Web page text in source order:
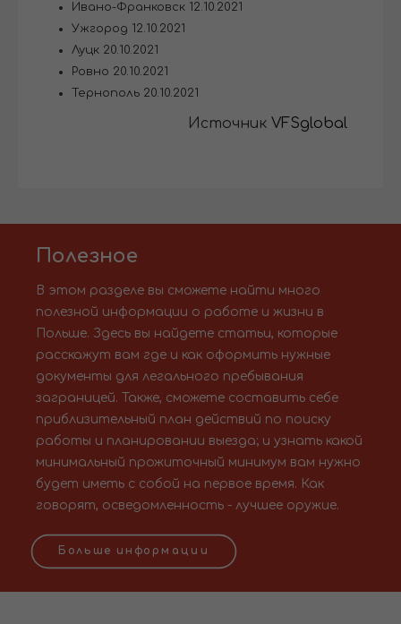
Ивано-Франковск 12.10.2021
Ужгород 12.10.2021
Луцк 20.10.2021
Ровно 20.10.2021
Тернополь 20.10.2021
Источник VFSglobal
Полезное
В этом разделе вы сможете найти много
полезной информации о работе и жизни в
Польше. Здесь вы найдете статьи, которые
расскажут вам где и как оформить нужные
документы для легального пребывания
заграницей. Также, сможете составить себе
приблизительный план действий по поиску
работы и планировании выезда; и узнать какой
минимальный прожиточный минимум вам нужно
будет иметь с собой на первое время. Как
говорят, осведомленность - лучшее оружие.
Больше информации